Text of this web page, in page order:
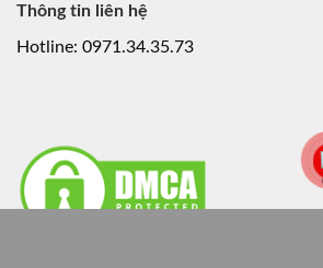
Thông tin liên hệ
Hotline: 0971.34.35.73